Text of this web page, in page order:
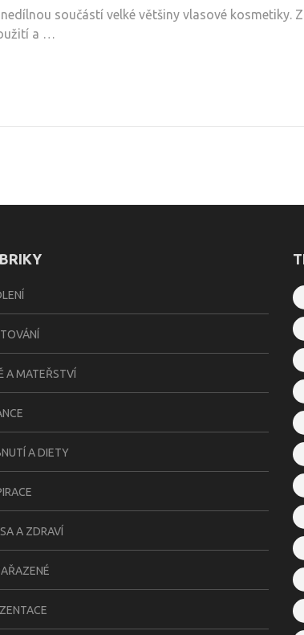
součástí velké většiny vlasové kosmetiky.
a …
A MATEŘSTVÍ
A DIETY
A ZDRAVÍ